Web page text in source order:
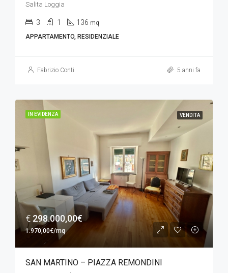
Salita Loggia
3 1 136 mq
APPARTAMENTO, RESIDENZIALE
Fabrizio Conti 5 anni fa
IN EVIDENZA VENDITA
€ 298.000,00€
1.970,00€/mq
SAN MARTINO – PIAZZA REMONDINI